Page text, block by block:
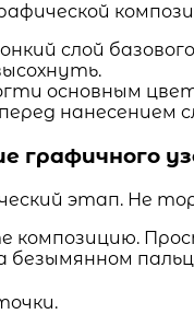
слой
основным
графичного
этап. Не
композицию.
безымянном